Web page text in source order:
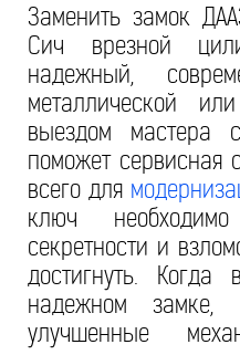
Заменить замок
Сич врезной
надежный,
металлической
выездом
поможет сервисная
всего для
ключ
секретности и
достигнуть.
надежном
улучшенные